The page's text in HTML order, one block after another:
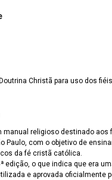
Christã para uso dos
manual religioso destinado aos
Paulo, com o objetivo de
da fé cristã católica.
edição, o que indica que era
e aprovada oficialmente